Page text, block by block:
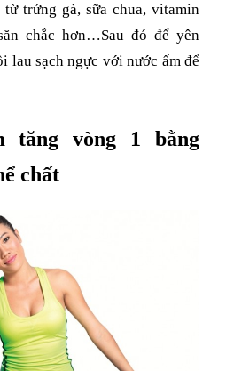
trứng gà, sữa chua, vitamin
chắc hơn…Sau đó để yên
lau sạch ngực với nước ấm để
tăng vòng 1 bằng
chất